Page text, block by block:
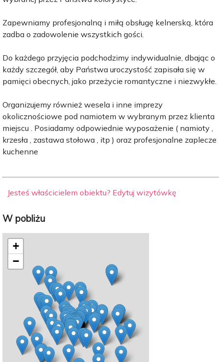
Zapewniamy profesjonalną i miłą obsługę kelnerską, która
zadba o zadowolenie wszystkich gości.
Do każdego przyjęcia podchodzimy indywidualnie, dbając o
każdy szczegół, aby Państwa uroczystość zapisała się w
pamięci obecnych, jako przeżycie romantyczne i niezwykłe.
Organizujemy również wesela i inne imprezy
okolicznościowe pod namiotem w wybranym przez klienta
miejscu . Posiadamy odpowiednie wyposażenie ( namioty ,
krzesła , zastawa stołowa , itp ) oraz profesjonalne zaplecze
kuchenne
Jesteś właścicielem obiektu? Edytuj wizytówkę
W pobliżu
+
−